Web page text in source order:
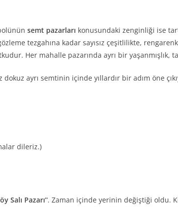
semt pazarları konusundaki zenginliği ise
tezgahına kadar sayısız çeşitlilikte,
Her mahalle pazarında ayrı bir
ayrı semtinin içinde yıllardır bir adım öne
dileriz.)
Salı Pazarı’‘. Zaman içinde yerinin değiştiği oldu.